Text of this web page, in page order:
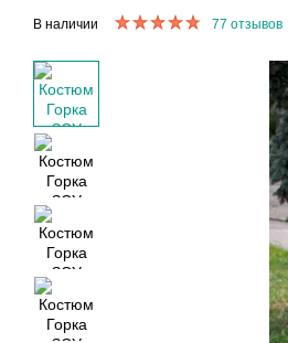
В наличии 77 отзывов